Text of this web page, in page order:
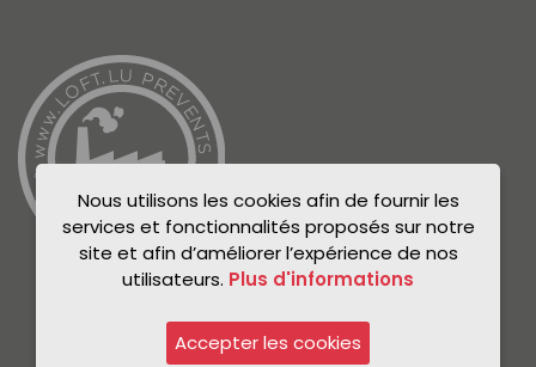
Nous utilisons les cookies afin de fournir les
services et fonctionnalités proposés sur notre
site et afin d’améliorer l’expérience de nos
utilisateurs. Plus d'informations
Accepter les cookies